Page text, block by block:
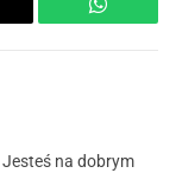
na dobrym